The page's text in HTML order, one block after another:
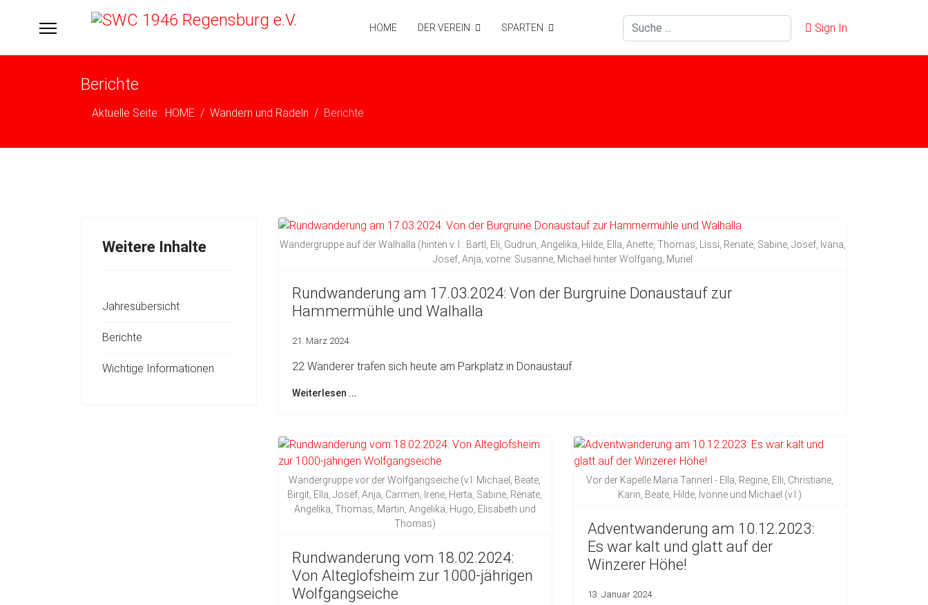
HOME DER VEREIN SPARTEN Suchen Sign In
Berichte
Aktuelle Seite: HOME Wandern und Radeln Berichte
Weitere Inhalte
Jahresübersicht
Berichte
Wichtige Informationen
Wandergruppe auf der Walhalla (hinten v. l.: Bartl, Eli, Gudrun, Angelika, Hilde, Ella, Anette, Thomas, Lissi, Renate, Sabine, Josef, Ivana,
Josef, Anja; vorne: Susanne, Michael hinter Wolfgang, Muriel
Rundwanderung am 17.03.2024: Von der Burgruine Donaustauf zur
Hammermühle und Walhalla
21. März 2024
22 Wanderer trafen sich heute am Parkplatz in Donaustauf.
Weiterlesen ...
Wandergruppe vor der Wolfgangseiche (v.l. Michael, Beate,
Birgit, Ella, Josef, Anja, Carmen, Irene, Herta, Sabine, Renate,
Angelika, Thomas, Martin, Angelika, Hugo, Elisabeth und
Thomas)
Rundwanderung vom 18.02.2024:
Von Alteglofsheim zur 1000-jährigen
Wolfgangseiche
Vor der Kapelle Maria Tannerl - Ella, Regine, Elli, Christiane,
Karin, Beate, Hilde, Ivonne und Michael (v.l.)
Adventwanderung am 10.12.2023:
Es war kalt und glatt auf der
Winzerer Höhe!
13. Januar 2024